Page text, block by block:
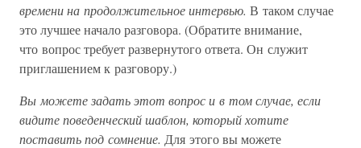
времени на продолжительное интервью. В таком случае
это лучшее начало разговора. (Обратите внимание,
что вопрос требует развернутого ответа. Он служит
приглашением к разговору.)
Вы можете задать этот вопрос и в том случае, если
видите поведенческий шаблон, который хотите
поставить под сомнение. Для этого вы можете